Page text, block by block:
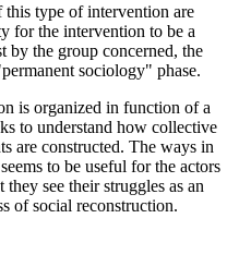
type of intervention are
for the intervention to be a
by the group concerned, the
sociology" phase.
is organized in function of a
to understand how collective
are constructed. The ways in
to be useful for the actors
see their struggles as an
of social reconstruction.